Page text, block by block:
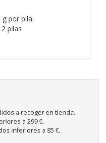
g por pila
pilas
a recoger en tienda.
a 299 €.
inferiores a 85 €.